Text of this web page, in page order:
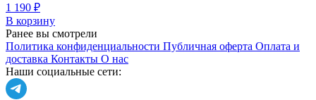
1 190 ₽
В корзину
Ранее вы смотрели
Политика конфиденциальности Публичная оферта Оплата и
доставка Контакты О нас
Наши социальные сети: